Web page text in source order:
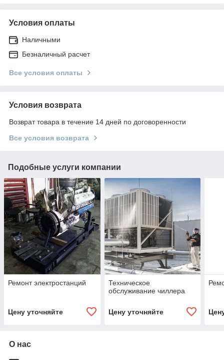
Условия оплаты
Наличными
Безналичный расчет
Все условия оплаты
Условия возврата
Возврат товара в течение 14 дней по договоренности
Все условия возврата
Подобные услуги компании
Ремонт электростанций
Цену уточняйте
Техническое
обслуживание чиллера
Цену уточняйте
О нас